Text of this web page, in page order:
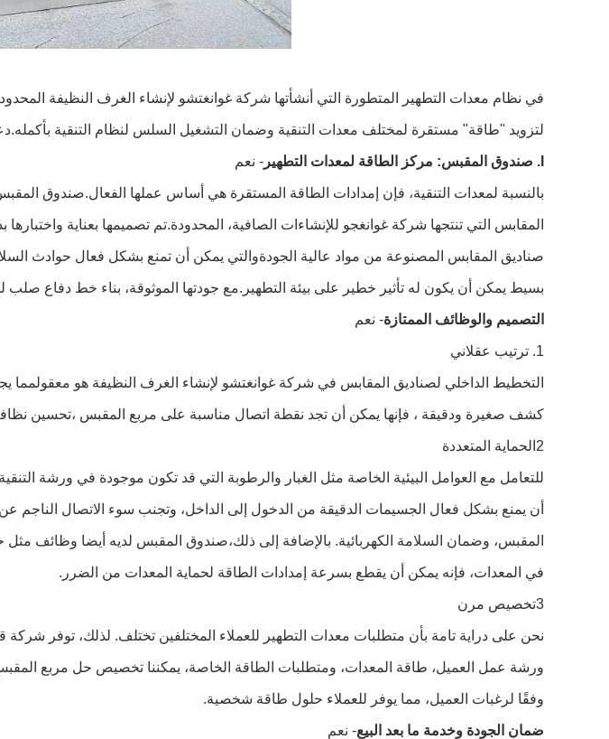
لتزويد "طاقة" مستقرة لمختلف معدات التنقية وضمان التشغيل السلس لنظام التنقية
- نعم
المقابس التي تنتجها شركة غوانغجو للإنشاءات الصافية، المحدودة.تم تصميمها بعناية
بسيط يمكن أن يكون له تأثير خطير على بيئة التطهير.مع جودتها الموثوقة، بناء خط دفاع صلب
التصميم والوظائف الممتازة- نعم
1. ترتيب عقلاني
كشف صغيرة ودقيقة ، فإنها يمكن أن تجد نقطة اتصال مناسبة على مربع المقبس ،تحسين
2الحماية المتعددة
في المعدات، فإنه يمكن أن يقطع بسرعة إمدادات الطاقة لحماية المعدات من الضرر.
3تخصيص مرن
وفقًا لرغبات العميل، مما يوفر للعملاء حلول طاقة شخصية.
ضمان الجودة وخدمة ما بعد البيع- نعم